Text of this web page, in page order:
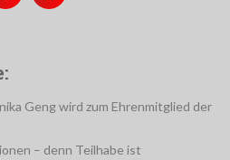
Geng wird zum Ehrenmitglied der
– denn Teilhabe ist